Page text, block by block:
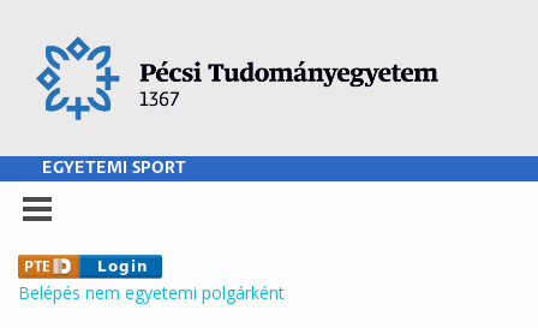
EGYETEMI SPORT
Belépés nem egyetemi polgárként